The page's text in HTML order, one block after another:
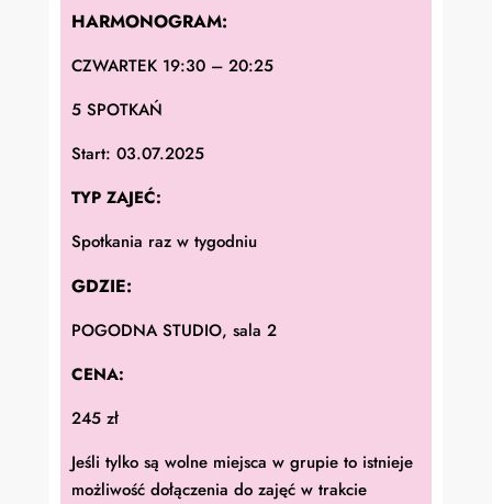
HARMONOGRAM:
CZWARTEK 19:30 – 20:25
5 SPOTKAŃ
Start: 03.07.2025
TYP ZAJEĆ:
Spotkania raz w tygodniu
GDZIE:
POGODNA STUDIO, sala 2
CENA:
245 zł
Jeśli tylko są wolne miejsca w grupie to istnieje
możliwość dołączenia do zajęć w trakcie